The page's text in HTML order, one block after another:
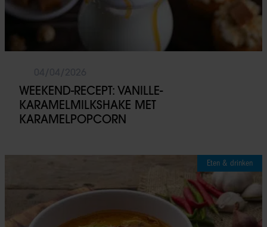
WEEKEND-RECEPT: VANILLE-
KARAMELMILKSHAKE MET
KARAMELPOPCORN
Eten & drinken